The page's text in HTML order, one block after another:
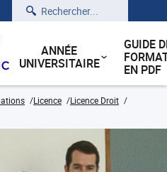
Rechercher
ANNÉE
UNIVERSITAIRE
GUIDE
EN PDF
Licence
Licence Droit